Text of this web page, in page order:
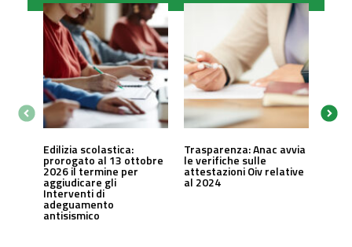
Edilizia scolastica:
prorogato al 13 ottobre
2026 il termine per
aggiudicare gli
Interventi di
adeguamento
antisismico
Trasparenza: Anac avvia
le verifiche sulle
attestazioni Oiv relative
al 2024